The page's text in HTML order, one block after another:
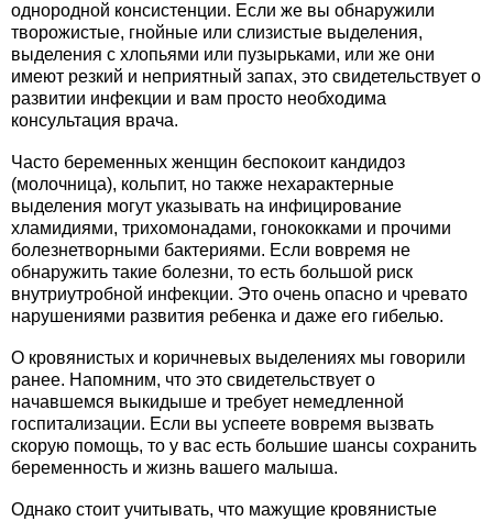
однородной консистенции. Если же вы обнаружили
творожистые, гнойные или слизистые выделения,
выделения с хлопьями или пузырьками, или же они
имеют резкий и неприятный запах, это свидетельствует о
развитии инфекции и вам просто необходима
консультация врача.
Часто беременных женщин беспокоит кандидоз
(молочница), кольпит, но также нехарактерные
выделения могут указывать на инфицирование
хламидиями, трихомонадами, гонококками и прочими
болезнетворными бактериями. Если вовремя не
обнаружить такие болезни, то есть большой риск
внутриутробной инфекции. Это очень опасно и чревато
нарушениями развития ребенка и даже его гибелью.
О кровянистых и коричневых выделениях мы говорили
ранее. Напомним, что это свидетельствует о
начавшемся выкидыше и требует немедленной
госпитализации. Если вы успеете вовремя вызвать
скорую помощь, то у вас есть большие шансы сохранить
беременность и жизнь вашего малыша.
Однако стоит учитывать, что мажущие кровянистые